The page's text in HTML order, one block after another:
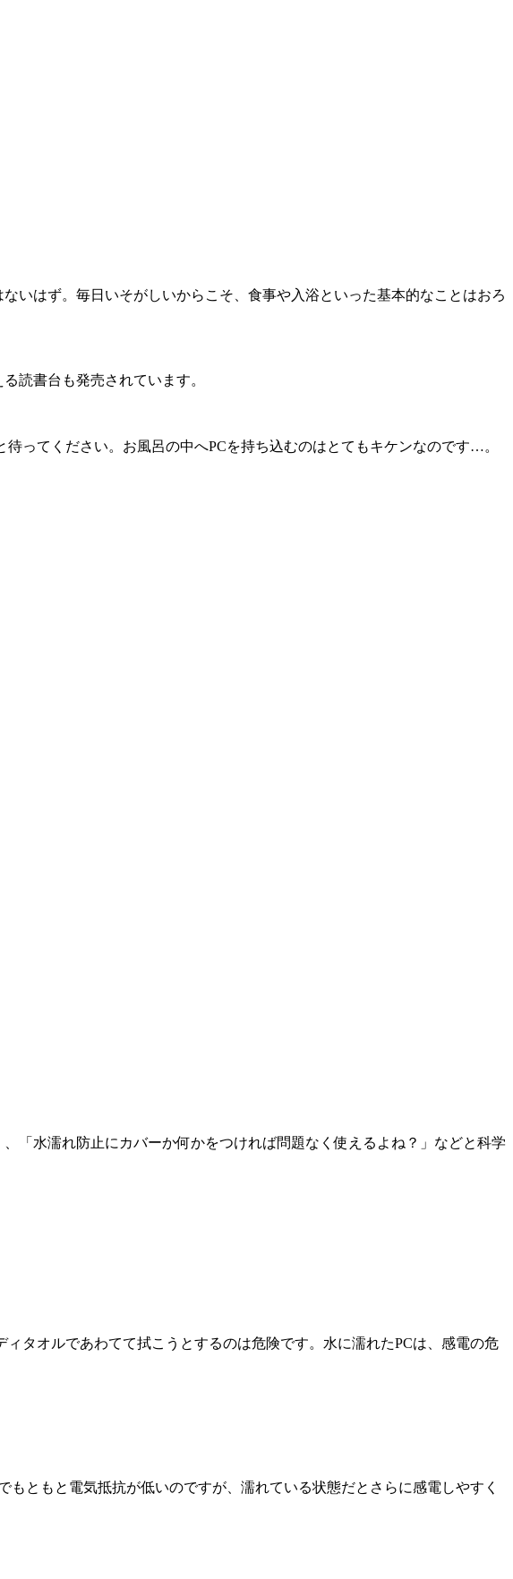
いはず。毎日いそがしいからこそ、食事や入浴といった基本的なことはおろ
読書台も発売されています。
ってください。お風呂の中へPCを持ち込むのはとてもキケンなのです…。
「水濡れ防止にカバーか何かをつければ問題なく使えるよね？」などと科学
タオルであわてて拭こうとするのは危険です。水に濡れたPCは、感電の危
ともと電気抵抗が低いのですが、濡れている状態だとさらに感電しやすく